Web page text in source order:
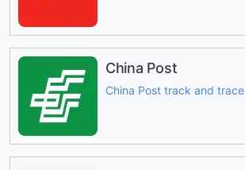
China Post
China Post track and trace